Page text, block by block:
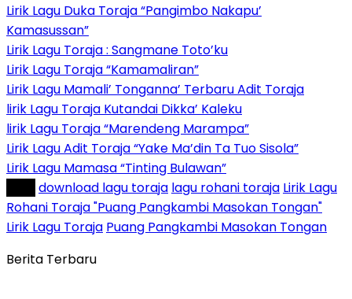
Lirik Lagu Duka Toraja “Pangimbo Nakapu’
Kamasussan”
Lirik Lagu Toraja : Sangmane Toto’ku
Lirik Lagu Toraja “Kamamaliran”
Lirik Lagu Mamali’ Tonganna’ Terbaru Adit Toraja
lirik Lagu Toraja Kutandai Dikka’ Kaleku
lirik Lagu Toraja “Marendeng Marampa”
Lirik Lagu Adit Toraja “Yake Ma’din Ta Tuo Sisola”
Lirik Lagu Mamasa “Tinting Bulawan”
download lagu toraja lagu rohani toraja Lirik Lagu
Rohani Toraja "Puang Pangkambi Masokan Tongan"
Lirik Lagu Toraja Puang Pangkambi Masokan Tongan
Berita Terbaru